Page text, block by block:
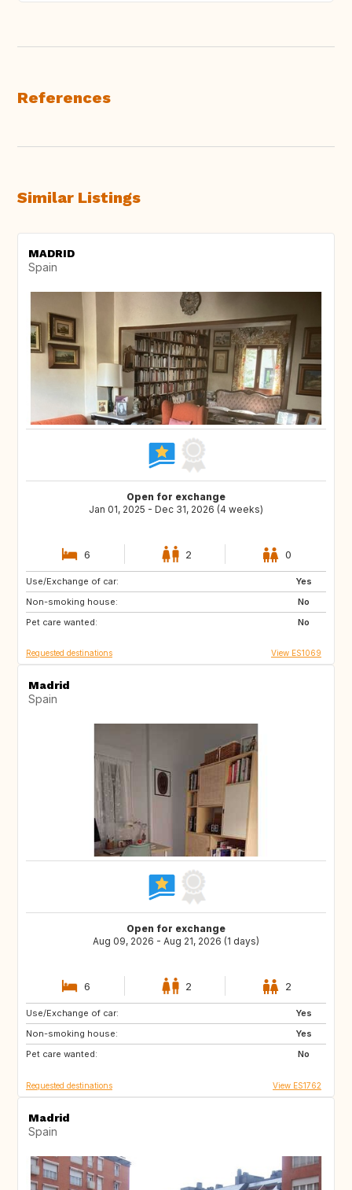
References
Similar Listings
MADRID
Spain
Open for exchange
Jan 01, 2025 - Dec 31, 2026 (4 weeks)
6 2 0
Use/Exchange of car:
Yes
Non-smoking house:
No
Pet care wanted:
No
ES
NZ
IE
Requested destinations View ES1069
Madrid
Spain
Open for exchange
Aug 09, 2026 - Aug 21, 2026 (1 days)
6 2 2
Use/Exchange of car:
Yes
Non-smoking house:
Yes
Pet care wanted:
No
GB
US
PL
Requested destinations View ES1762
Madrid
Spain